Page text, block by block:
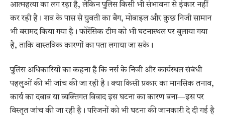
आत्महत्या का लग रहा है, लेकिन पुलिस किसी भी संभावना से इंकार नहीं
कर रही है। शव के पास से युवती का बैग, मोबाइल और कुछ निजी सामान
भी बरामद किया गया है। फोरेंसिक टीम को भी घटनास्थल पर बुलाया गया
है, ताकि वास्तविक कारणों का पता लगाया जा सके।
पुलिस अधिकारियों का कहना है कि नर्स के निजी और कार्यस्थल संबंधी
पहलुओं की भी जांच की जा रही है। क्या किसी प्रकार का मानसिक तनाव,
कार्य का दबाव या व्यक्तिगत विवाद इस घटना का कारण बना—इस पर
विस्तृत जांच की जा रही है। परिजनों को भी घटना की जानकारी दे दी गई है